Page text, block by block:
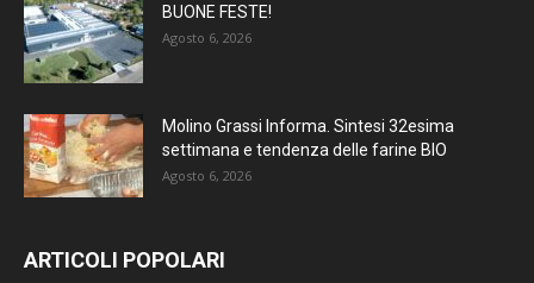
BUONE FESTE!
Agosto 6, 2026
Molino Grassi Informa. Sintesi 32esima
settimana e tendenza delle farine BIO
Agosto 6, 2026
ARTICOLI POPOLARI